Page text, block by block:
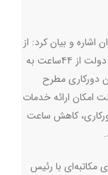
و بیان کرد: از
سال گذشته به دلایل مختلف ساعت کاری کارکنان دولت از ۴۴ساعت به
دورکاری مطرح
امکان ارائه خدمات
کاهش ساعت
مکاتبه‌ای با رئیس